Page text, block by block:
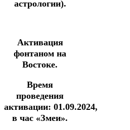
астрологии).
Активация
фонтаном на
Востоке.
Время
проведения
активации: 01.09.2024,
в час «Змеи».